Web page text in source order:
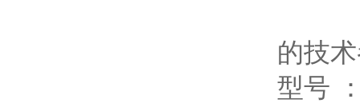
的技术
型号